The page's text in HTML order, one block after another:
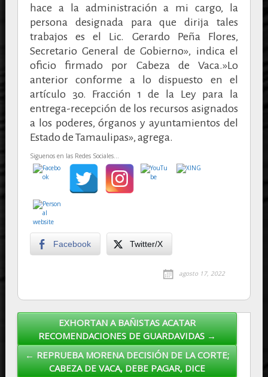
hace a la administración a mi cargo, la
persona designada para que dirija tales
trabajos es el Lic. Gerardo Peña Flores,
Secretario General de Gobierno», indica el
oficio firmado por Cabeza de Vaca.»Lo
anterior conforme a lo dispuesto en el
artículo 3o. Fracción 1 de la Ley para la
entrega-recepción de los recursos asignados
a los poderes, órganos y ayuntamientos del
Estado de Tamaulipas», agrega.
Siguenos en las Redes Sociales...
Facebook Twitter/X
agosto 17, 2022
Post navigation
EXHORTAN A BAÑISTAS ACATAR
RECOMENDACIONES DE GUARDAVIDAS →
← REPRUEBA MORENA DECISIÓN DE LA CORTE;
CABEZA DE VACA, DEBE PAGAR, DICE